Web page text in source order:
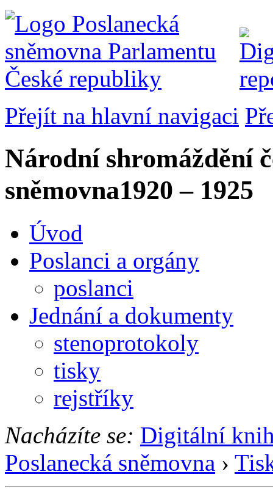
Přejít na hlavní navigaci
Národní shromáždění
sněmovna1920 – 1925
Úvod
Poslanci a orgány
poslanci
Jednání a dokumenty
stenoprotokoly
tisky
rejstříky
Nacházíte se: Digitální
Poslanecká sněmovna ›